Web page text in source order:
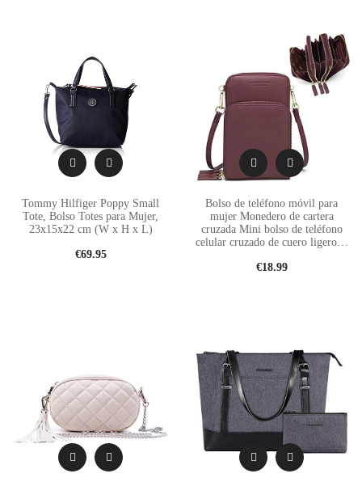
Tommy Hilfiger Poppy Small
Tote, Bolso Totes para Mujer,
23x15x22 cm (W x H x L)
€69.95
Bolso de teléfono móvil para
mujer Monedero de cartera
cruzada Mini bolso de teléfono
celular cruzado de cuero ligero…
€18.99